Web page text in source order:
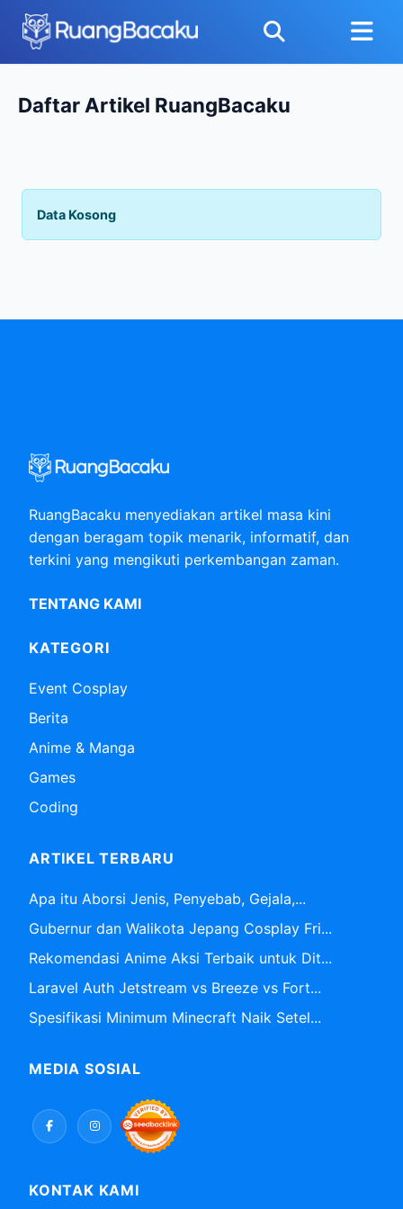
Daftar Artikel RuangBacaku
Data Kosong
RuangBacaku menyediakan artikel masa kini
dengan beragam topik menarik, informatif, dan
terkini yang mengikuti perkembangan zaman.
TENTANG KAMI
KATEGORI
Event Cosplay
Berita
Anime & Manga
Games
Coding
ARTIKEL TERBARU
Apa itu Aborsi Jenis, Penyebab, Gejala,...
Gubernur dan Walikota Jepang Cosplay Fri...
Rekomendasi Anime Aksi Terbaik untuk Dit...
Laravel Auth Jetstream vs Breeze vs Fort...
Spesifikasi Minimum Minecraft Naik Setel...
MEDIA SOSIAL
KONTAK KAMI